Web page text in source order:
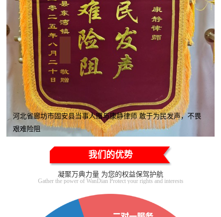
河北省廊坊市固安县当事人赠与康静律师 敢于为民发声，不畏
艰难险阻
我们的优势
凝聚万典力量 为您的权益保驾护航
Gather the power of WanDian Protect your rights and interests